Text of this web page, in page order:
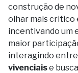
construção de
olhar mais critico
incentivando um
maior
interagindo
vivenciaise